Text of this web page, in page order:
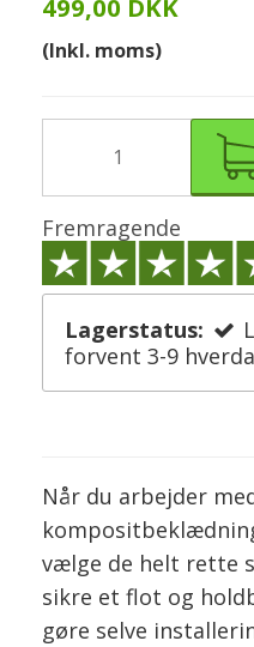
499,00 DKK
(Inkl. moms)
Fremragende
Lagerstatus:
forvent 3-9
Når du arbejder
vælge de helt rette
sikre et flot og
gøre selve